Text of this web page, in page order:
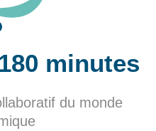
minutes
du monde